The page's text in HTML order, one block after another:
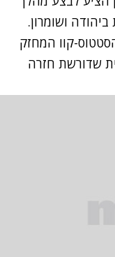
ושומרון.
קוו המחזק
שדורשת חזרה